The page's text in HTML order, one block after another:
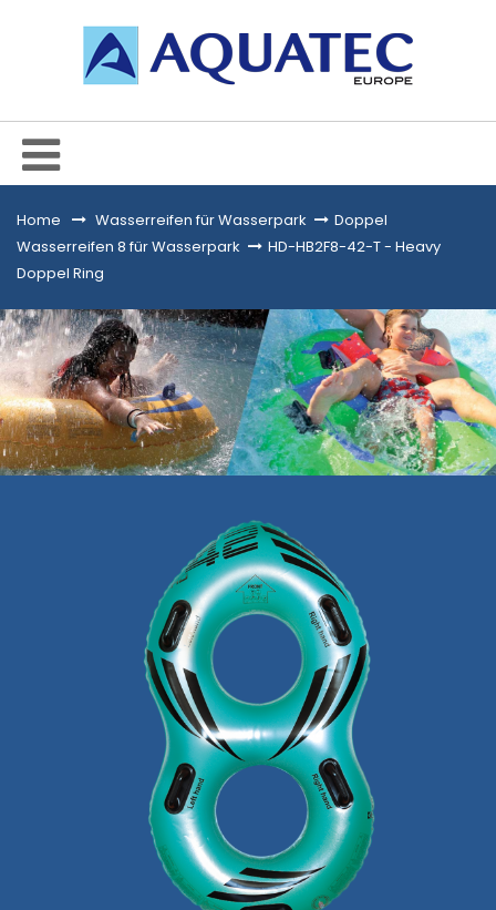
Home &gt;Wasserreifen für Wasserpark > Doppel
Wasserreifen 8 für Wasserpark > HD-HB2F8-42-T - Heavy
Doppel Ring